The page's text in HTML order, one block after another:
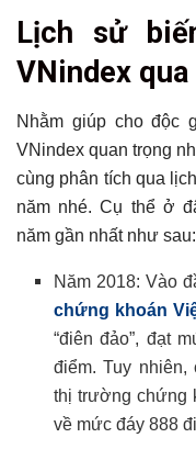
Lịch sử
VNindex
Nhằm giúp cho độc
VNindex quan trọng
cùng phân tích qua
năm nhé. Cụ thể ở
năm gần nhất như sau:
Năm 2018: Vào
chứng khoán
“điên đảo”, đạt
điểm. Tuy nhiên,
thị trường chứng
về mức đáy 888